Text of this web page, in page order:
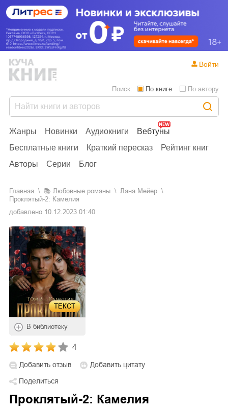
Жанры Новинки Аудиокниги
Вебтуны
Бесплатные книги
Краткий пересказ
Рейтинг книг
Авторы
Серии Блог
Поиск: По книге По автору
Войти
Главная 📚 любовные романы
Лана Мейер
Проклятый-2: Камелия
добавлено 10.12.2023 01:40
ТЕКСТ
В библиотеку
4
Добавить отзыв
Добавить цитату
Поделиться
Проклятый-2: Камелия